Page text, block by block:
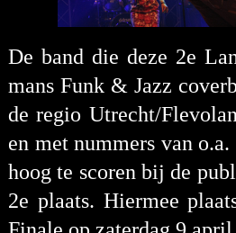
De band die deze 2e
mans Funk & Jazz
de regio Utrecht/
en met nummers van
hoog te scoren bij de
2e plaats. Hiermee